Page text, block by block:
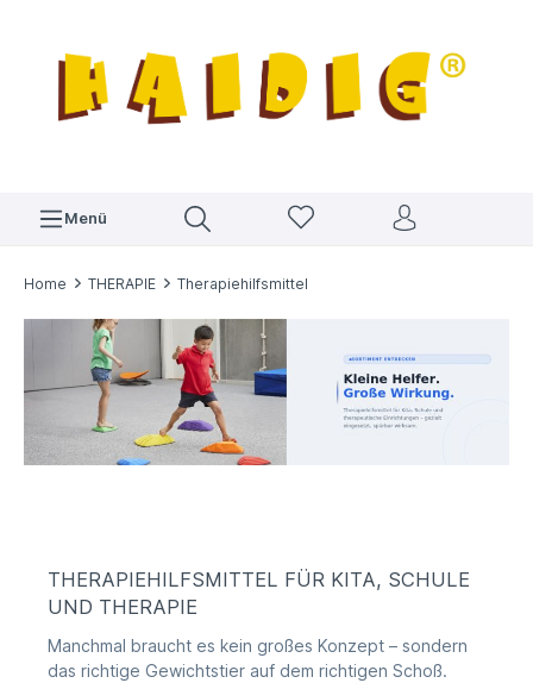
Menü
Home THERAPIE Therapiehilfsmittel
THERAPIEHILFSMITTEL FÜR KITA, SCHULE
UND THERAPIE
Manchmal braucht es kein großes Konzept – sondern
das richtige Gewichtstier auf dem richtigen Schoß.